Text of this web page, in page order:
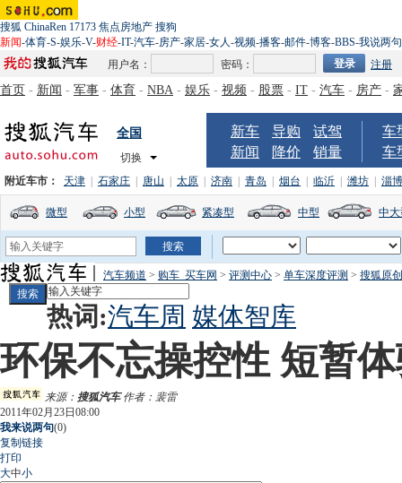
搜狐 ChinaRen 17173 焦点房地产 搜狗
新闻-体育-S-娱乐-V-财经-IT-汽车-房产-家居-女人-视频-播客-邮件-博客-BBS-我说两句
用户名：
密码： 注册
首页 - 新闻 - 军事 - 体育 - NBA - 娱乐 - 视频 - 股票 - IT - 汽车 - 房产 -
全国
切换
新车 导购
试驾
新闻
降价 销量
车
车
附近车市： 天津 石家庄 唐山 太原 济南 青岛 烟台 临沂 潍坊 淄博
微型 小型 紧凑型 中型 中
汽车频道 > 购车_买车网 > 评测中心 > 单车深度评测 > 搜狐原
热词:汽车周 媒体智库
环保不忘操控性 短暂
来源： 搜狐汽车作者：裴雷
2011年02月23日08:00
我来说两句(0)
复制链接
打印
大中小